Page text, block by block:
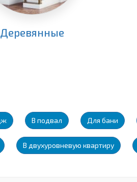
Деревянные
В подвал Для бани
В двухуровневую квартиру